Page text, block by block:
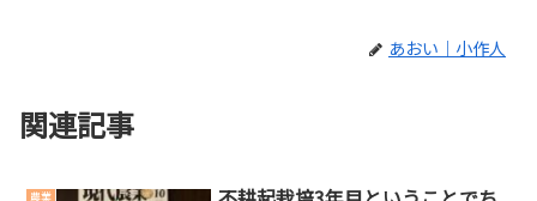
あおい｜小作人
関連記事
農業